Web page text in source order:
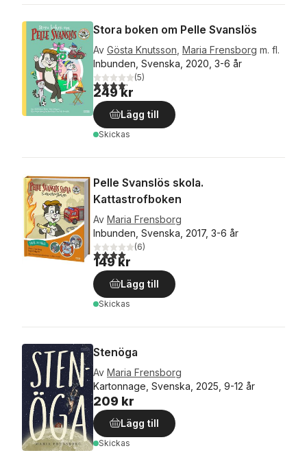
Stora boken om Pelle Svanslös
Av Gösta Knutsson Maria Frensborg m. fl.
Inbunden, Svenska, 2020, 3-6 år
4,2utav 5 stjärnor. Totalt antal röster:
(5)
249 kr
Lägg till
Skickas
Pelle Svanslös skola.
Kattastrofboken
Av Maria Frensborg
Inbunden, Svenska, 2017, 3-6 år
4,0utav 5 stjärnor. Totalt antal röster:
(6)
149 kr
Lägg till
Skickas
Stenöga
Av Maria Frensborg
Kartonnage, Svenska, 2025, 9-12 år
209 kr
Lägg till
Skickas